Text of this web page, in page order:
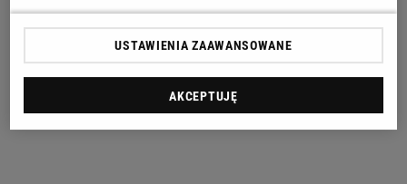
USTAWIENIA ZAAWANSOWANE
AKCEPTUJĘ